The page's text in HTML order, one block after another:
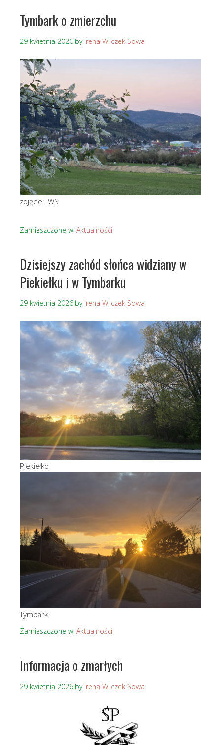
Tymbark o zmierzchu
29 kwietnia 2026 by Irena Wilczek Sowa
zdjęcie: IWS
Zamieszczone w: Aktualności
Dzisiejszy zachód słońca widziany w
Piekiełku i w Tymbarku
29 kwietnia 2026 by Irena Wilczek Sowa
Piekiełko
Tymbark
Zamieszczone w: Aktualności
Informacja o zmarłych
29 kwietnia 2026 by Irena Wilczek Sowa